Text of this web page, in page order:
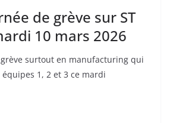
de grève sur ST
10 mars 2026
surtout en manufacturing qui
1, 2 et 3 ce mardi